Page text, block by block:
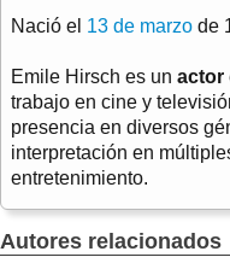
Nació el 13 de marzo de
Emile Hirsch es un actor
trabajo en cine y
presencia en diversos
interpretación en
entretenimiento.
Autores relacionados